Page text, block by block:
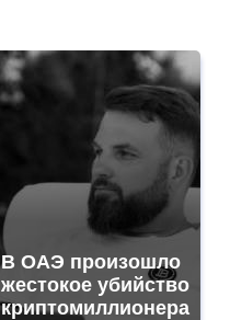
В ОАЭ произошло
жестокое убийство
криптомиллионера